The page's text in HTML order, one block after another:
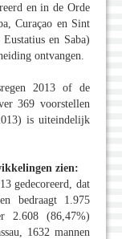
en in de Orde
Curaçao en Sint
en Saba)
ontvangen.
2013 of de
369 voorstellen
is uiteindelijk
zien:
gedecoreerd, dat
bedraagt 1.975
2.608 (86,47%)
1632 mannen